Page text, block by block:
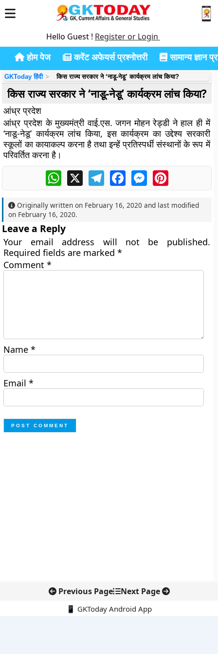
Hello Guest ! Register or Login
होम पेज करेंट अफेयर्स प्रश्नोत्तरी सामान्य ज्ञान
GKToday हिंदी किस राज्य सरकार ने ‘नाडू-नेडू’ कार्यक्रम लांच किया?
किस राज्य सरकार ने ‘नाडू-नेडू’ कार्यक्रम लांच किया?
आंध्र प्रदेश
आंध्र प्रदेश के मुख्यमंत्री वाई.एस. जगन मोहन रेड्डी ने हाल ही में
‘नाडू-नेडू’ कार्यक्रम लांच किया, इस कार्यक्रम का उद्देश्य सरकारी
स्कूलों का कायाकल्प करना है तथा इन्हें प्रतिस्पर्धी संस्थानों के रूप में
परिवर्तित करना है।
WhatsApp
X TelegramFacebookMessengerPinterest
Originally written on February 16, 2020 and last modified
on February 16, 2020.
Leave a Reply
Your email address will not be published.
Required fields are marked*
Comment*
Name*
Email*
Previous Page Next Page
📱 GKToday Android App